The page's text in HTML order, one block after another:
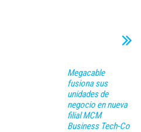
Megacable
fusiona sus
unidades de
negocio en nueva
filial MCM
Business Tech-Co